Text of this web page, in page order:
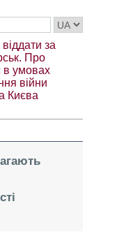
віддати за
Про
в умовах
війни
Києва